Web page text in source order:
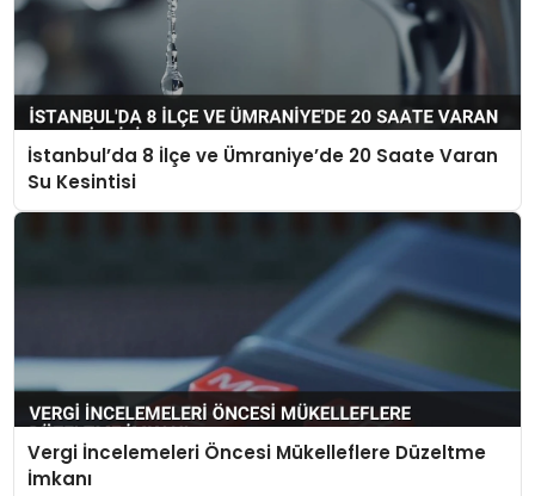
İstanbul’da 8 İlçe ve Ümraniye’de 20 Saate Varan
Su Kesintisi
Vergi İncelemeleri Öncesi Mükelleflere Düzeltme
İmkanı